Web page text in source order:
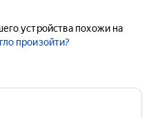
устройства похожи на
произойти?